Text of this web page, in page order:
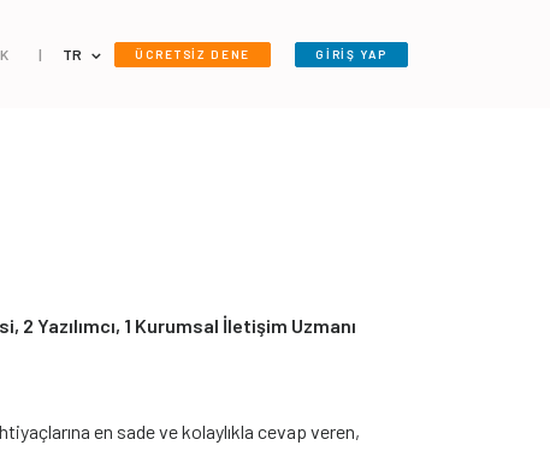
| TR ÜCRETSİZ DENE GİRİŞ YAP
2 Yazılımcı, 1 Kurumsal İletişim Uzmanı
en sade ve kolaylıkla cevap veren,